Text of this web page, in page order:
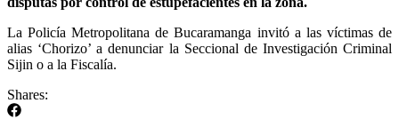
La Policía Metropolitana de Bucaramanga invitó a las víctimas de
alias ‘Chorizo’ a denunciar la Seccional de Investigación Criminal
Sijin o a la Fiscalía.
Shares: